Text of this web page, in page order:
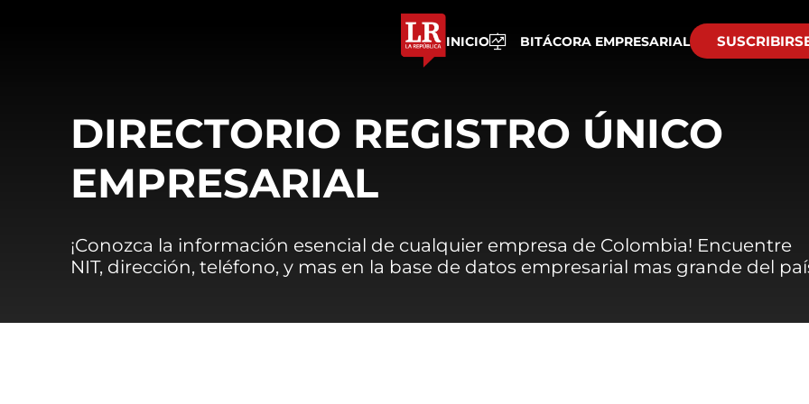
INICIO BITÁCORA EMPRESARIAL
DIRECTORIO REGISTRO ÚNICO
EMPRESARIAL
¡Conozca la información esencial de cualquier empresa de Colombia! Encuentre
NIT, dirección, teléfono, y mas en la base de datos empresarial mas grande del